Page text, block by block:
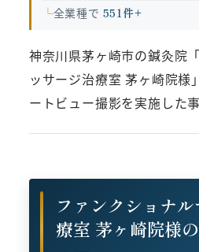
全業種で 551件+
神奈川県茅ヶ崎市の鍼灸院
ッサージ治療室 茅ヶ崎院様
ートビュー撮影を実施した
ファンクショナ
療室 茅ヶ崎院様